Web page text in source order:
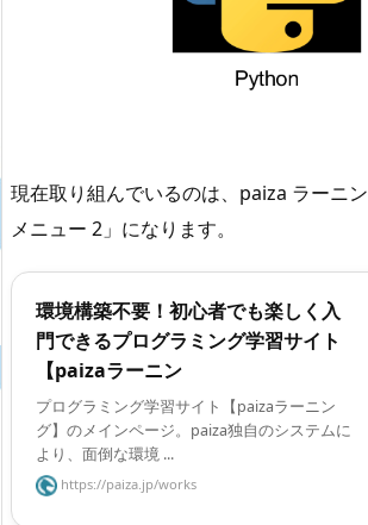
現在取り組んでいるのは、paiza ラーニ
メニュー 2」になります。
環境構築不要！初心者でも楽しく入
門できるプログラミング学習サイト
【paizaラーニン
プログラミング学習サイト【paizaラーニン
グ】のメインページ。paiza独自のシステムに
より、面倒な環境 ...
https://paiza.jp/works